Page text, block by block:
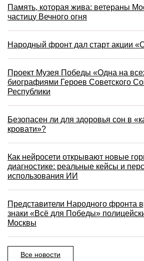
Память, которая жива: ветераны
частицу Вечного огня
Народный фронт дал старт акции
Проект Музея Победы «Одна на
биографиями Героев Советского
Республики
Безопасен ли для здоровья сон в
кровати»?
Как нейросети открывают новые
диагностике: реальные кейсы и
использования ИИ
Представители Народного фронта
знаки «Всё для Победы»
Москвы
Все новости